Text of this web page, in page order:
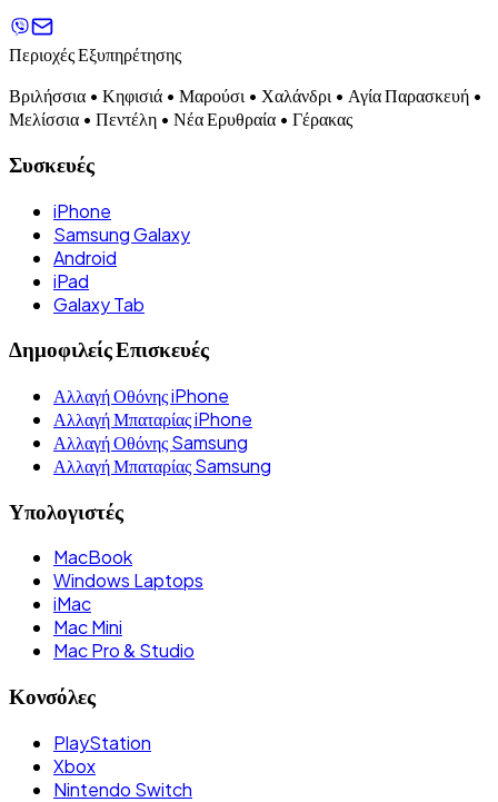
Περιοχές Εξυπηρέτησης
Βριλήσσια • Κηφισιά • Μαρούσι • Χαλάνδρι • Αγία Παρασκευή •
Μελίσσια • Πεντέλη • Νέα Ερυθραία • Γέρακας
Συσκευές
iPhone
Samsung Galaxy
Android
iPad
Galaxy Tab
Δημοφιλείς Επισκευές
Αλλαγή Οθόνης iPhone
Αλλαγή Μπαταρίας iPhone
Αλλαγή Οθόνης Samsung
Αλλαγή Μπαταρίας Samsung
Υπολογιστές
MacBook
Windows Laptops
iMac
Mac Mini
Mac Pro & Studio
Κονσόλες
PlayStation
Xbox
Nintendo Switch